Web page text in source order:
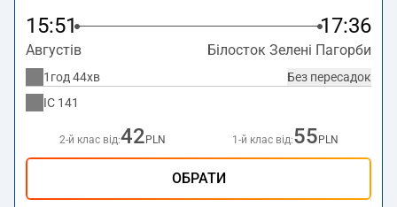
15:51 17:36
Августів Білосток Зелені Пагорби
Без пересадок
1год 44хв
IC 141
2-й клас від:42 PLN 1-й клас від:55 PLN
ОБРАТИ